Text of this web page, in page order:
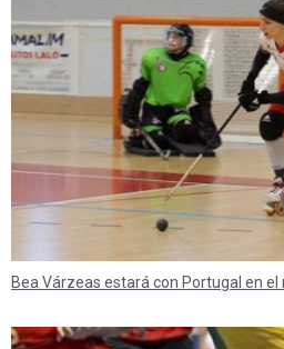
Bea Várzeas estará con Portugal en